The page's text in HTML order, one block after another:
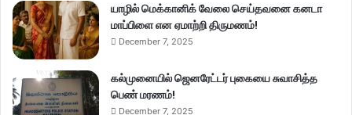
யாழில் மெக்கானிக் வேலை செய்தவனை கனடா
மாப்பிளை என ஏமாற்றி திருமணம்!
December 7, 2025
கல்முனையில் ஜெனரேட்டர் புகையை சுவாசித்த
பெண் மரணம்!
December 7, 2025